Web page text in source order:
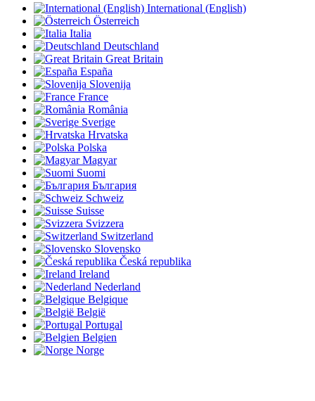
International (English)
Österreich
Italia
Deutschland
Great Britain
España
Slovenija
France
România
Sverige
Hrvatska
Polska
Magyar
Suomi
България
Schweiz
Suisse
Svizzera
Switzerland
Slovensko
Česká republika
Ireland
Nederland
Belgique
België
Portugal
Belgien
Norge